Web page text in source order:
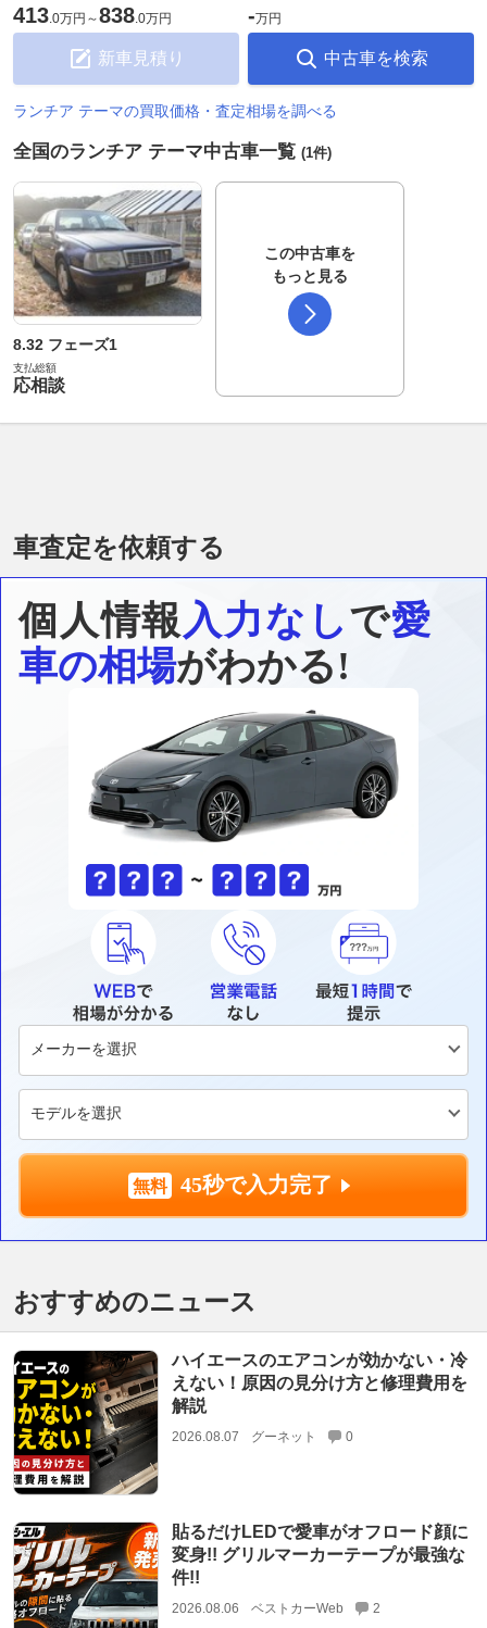
413.0万円 ～838.0万円
新車見積り
-万円
中古車を検索
ランチア テーマの買取価格・査定相場を調べる
全国のランチア テーマ中古車一覧 (1件)
8.32 フェーズ1
支払総額
応相談
この中古車を
もっと見る
車査定を依頼する
個人情報 入力なしで愛
車の相場がわかる!
45秒で入力完了
おすすめのニュース
ハイエースのエアコンが効かない・冷
えない！原因の見分け方と修理費用を
解説
2026.08.07 グーネット 0
貼るだけLEDで愛車がオフロード顔に
変身!! グリルマーカーテープが最強な
件!!
2026.08.06 ベストカーWeb 2